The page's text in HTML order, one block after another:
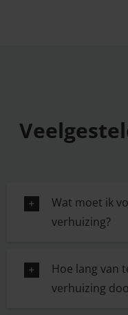
Wat moet ik
verhuizing?
Hoe lang van
verhuizing